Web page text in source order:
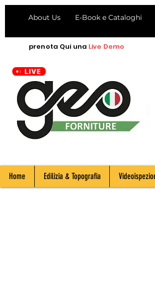
About Us E-Book e Cataloghi
prenota Qui una Live Demo
Home Edilizia & Topografia